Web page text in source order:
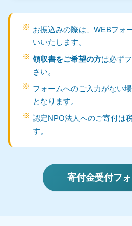
お振込みの際は、WEBフォ
いいたします。
領収書をご希望の方は必ず
さい。
フォームへのご入力がない
となります。
認定NPO法人へのご寄付は
す。
寄付金受付フ